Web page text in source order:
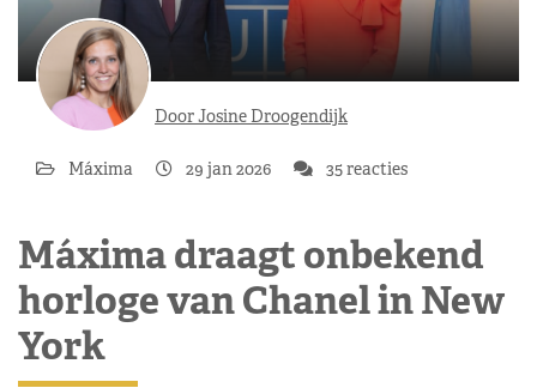
Door Josine Droogendijk
Máxima 29 jan 2026 35 reacties
Máxima draagt onbekend
horloge van Chanel in New
York